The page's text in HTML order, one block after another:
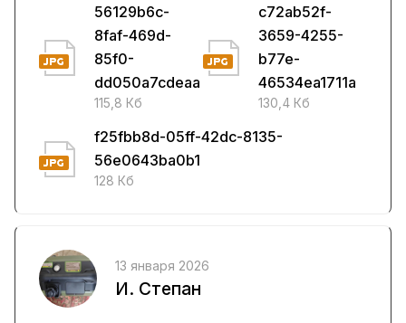
56129b6c-
8faf-469d-
85f0-
dd050a7cdeaa
115,8 Кб
c72ab52f-
3659-4255-
b77e-
46534ea1711a
130,4 Кб
f25fbb8d-05ff-42dc-8135-
56e0643ba0b1
128 Кб
13 января 2026
И. Степан